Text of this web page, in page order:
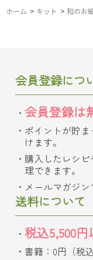
ホーム > キット > 和のお
会員登録につ
会員登録は
ポイントが貯
けます。
購入したレシ
理できます。
メールマガジン
送料について
税込5,500
書籍：0円（税込